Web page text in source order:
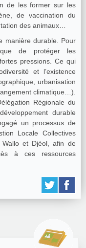
de les former sur les
de vaccination du
des animaux…
manière durable. Pour
de protéger les
pressions. Ce qui
et l’existence
urbanisation
climatique…).
Régionale du
durable
un processus de
Locale Collectives
et Djéol, afin de
à ces ressources